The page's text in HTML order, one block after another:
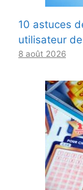
10 astuces
utilisateur
8 août 2026